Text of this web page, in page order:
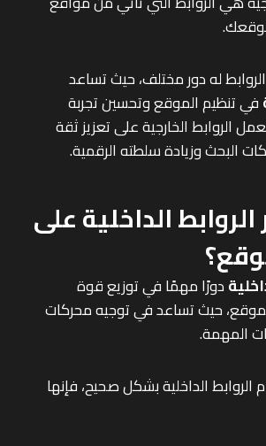
له دور مختلف، حيث تساعد
في تنظيم الموقع وتحسين تجربة
الروابط الخارجية على تعزيز ثقة
البحث وزيادة سلطته الرقمية.
الداخلية على
دورًا مهمًا في توزيع قوة
حيث تساعد في توجيه محركات
المهمة.
الروابط الداخلية بشكل صحيح، فإنها